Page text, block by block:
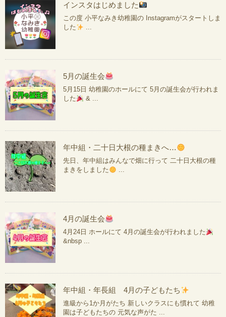
インスタはじめました
この度 小平なみき幼稚園の Instagramがスタートしま
した
...
5月の誕生会
5月15日 幼稚園のホールにて 5月の誕生会が行われま
した
& ...
年中組・二十日大根の種まきへ…
先日、年中組はみんなで畑に行って 二十日大根の種
まきをしました
...
4月の誕生会
4月24日 ホールにて 4月の誕生会が行われました
&nbsp ...
年中組・年長組 4月の子どもたち
進級から1か月がたち 新しいクラスにも慣れて 幼稚
園は子どもたちの 元気な声がた ...